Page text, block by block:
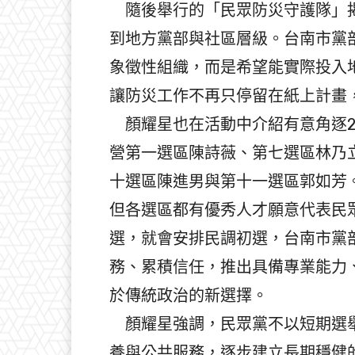
隨後舉行的「民眾防災守護隊」
到地方黨部與社區層級。台南市
象徵性組織，而是希望能實際投
讓防災工作不再只停留在紙上計
顏耀星也在活動中介紹有意角逐
營第一選區陳詩薇、第七選區林
十選區陳進男與第十一選區郭如
但各選區都有優秀人才願意代表
選，就會安排民調初選，台南市
務、累積信任，推出具備專業能
於傳統政治的新選擇。
顏耀星強調，民眾黨不以短期選